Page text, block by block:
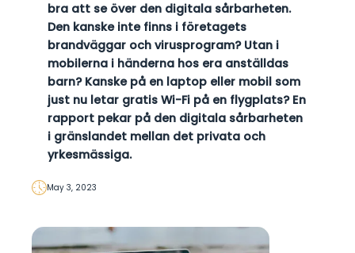
bra att se över den digitala sårbarheten.
Den kanske inte finns i företagets
brandväggar och virusprogram? Utan i
mobilerna i händerna hos era anställdas
barn? Kanske på en laptop eller mobil som
just nu letar gratis Wi-Fi på en flygplats? En
rapport pekar på den digitala sårbarheten
i gränslandet mellan det privata och
yrkesmässiga.
May 3, 2023